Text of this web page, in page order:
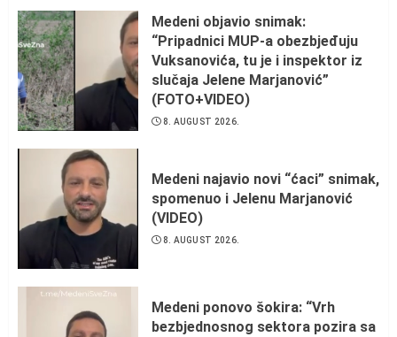
Medeni objavio snimak:
“Pripadnici MUP-a obezbjeđuju
Vuksanovića, tu je i inspektor iz
slučaja Jelene Marjanović”
(FOTO+VIDEO)
8. AUGUST 2026.
Medeni najavio novi “ćaci” snimak,
spomenuo i Jelenu Marjanović
(VIDEO)
8. AUGUST 2026.
Medeni ponovo šokira: “Vrh
bezbjednosnog sektora pozira sa